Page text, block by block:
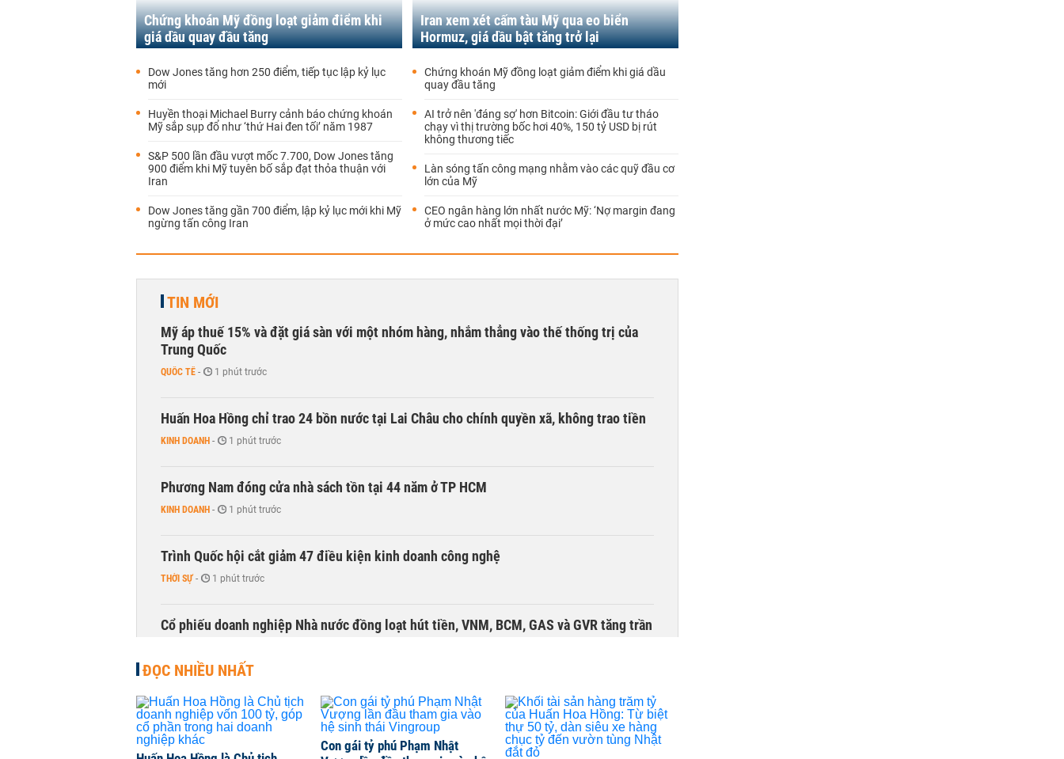
Chứng khoán Mỹ đồng loạt giảm điểm khi
giá dầu quay đầu tăng
Dow Jones tăng hơn 250 điểm, tiếp tục lập kỷ lục
mới
Huyền thoại Michael Burry cảnh báo chứng khoán
Mỹ sắp sụp đổ như ‘thứ Hai đen tối’ năm 1987
S&P 500 lần đầu vượt mốc 7.700, Dow Jones tăng
900 điểm khi Mỹ tuyên bố sắp đạt thỏa thuận với
Iran
Dow Jones tăng gần 700 điểm, lập kỷ lục mới khi Mỹ
ngừng tấn công Iran
Iran xem xét cấm tàu Mỹ qua eo biển
Hormuz, giá dầu bật tăng trở lại
Chứng khoán Mỹ đồng loạt giảm điểm khi giá dầu
quay đầu tăng
AI trở nên 'đáng sợ' hơn Bitcoin: Giới đầu tư tháo
chạy vì thị trường bốc hơi 40%, 150 tỷ USD bị rút
không thương tiếc
Làn sóng tấn công mạng nhằm vào các quỹ đầu cơ
lớn của Mỹ
CEO ngân hàng lớn nhất nước Mỹ: ‘Nợ margin đang
ở mức cao nhất mọi thời đại’
TIN MỚI
Mỹ áp thuế 15% và đặt giá sàn với một nhóm hàng, nhắm thẳng vào thế thống trị của
Trung Quốc
QUỐC TẾ - 1 phút trước
Huấn Hoa Hồng chỉ trao 24 bồn nước tại Lai Châu cho chính quyền xã, không trao tiền
KINH DOANH - 1 phút trước
Phương Nam đóng cửa nhà sách tồn tại 44 năm ở TP HCM
KINH DOANH - 1 phút trước
Trình Quốc hội cắt giảm 47 điều kiện kinh doanh công nghệ
THỜI SỰ - 1 phút trước
Cổ phiếu doanh nghiệp Nhà nước đồng loạt hút tiền, VNM, BCM, GAS và GVR tăng trần
ĐỌC NHIỀU NHẤT
Con gái tỷ phú Phạm Nhật